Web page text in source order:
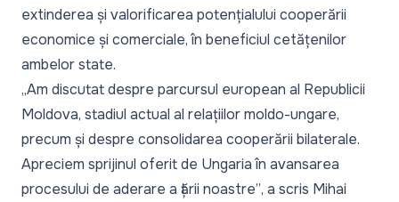
extinderea și valorificarea potențialului cooperării
economice și comerciale, în beneficiul cetățenilor
ambelor state.
„Am discutat despre parcursul european al Republicii
Moldova, stadiul actual al relațiilor moldo-ungare,
precum și despre consolidarea cooperării bilaterale.
Apreciem sprijinul oferit de Ungaria în avansarea
procesului de aderare a țării noastre”, a scris Mihai